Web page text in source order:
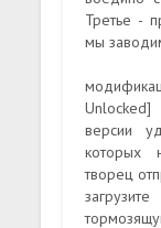
Третье -
мы
версии
которых
творец